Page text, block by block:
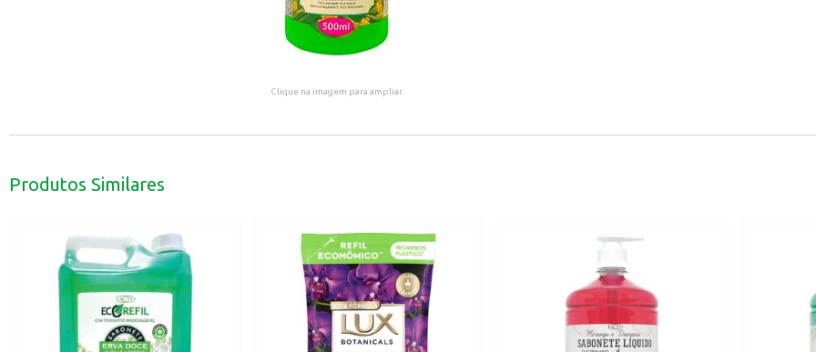
Clique na imagem para ampliar.
Produtos Similares